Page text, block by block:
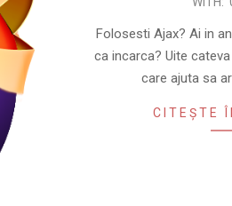
19
Folosesti Ajax? Ai in
ca incarca? Uite
care ajuta sa
CITEȘTE